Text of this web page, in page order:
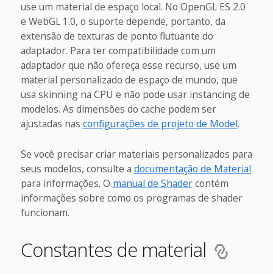
use um material de espaço local. No OpenGL ES 2.0
e WebGL 1.0, o suporte depende, portanto, da
extensão de texturas de ponto flutuante do
adaptador. Para ter compatibilidade com um
adaptador que não ofereça esse recurso, use um
material personalizado de espaço de mundo, que
usa skinning na CPU e não pode usar instancing de
modelos. As dimensões do cache podem ser
ajustadas nas configurações de projeto de Model.
Se você precisar criar materiais personalizados para
seus modelos, consulte a documentação de Material
para informações. O manual de Shadercontém
informações sobre como os programas de shader
funcionam.
Constantes de material